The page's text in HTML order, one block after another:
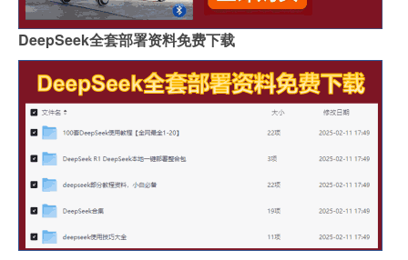
DeepSeek全套部署资料免费下载